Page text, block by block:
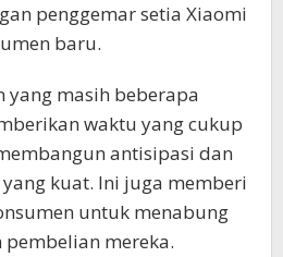
penggemar setia Xiaomi
baru.
yang masih beberapa
waktu yang cukup
antisipasi dan
kuat. Ini juga memberi
untuk menabung
mereka.